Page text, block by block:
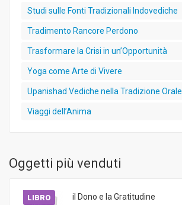
Studi sulle Fonti Tradizionali Indovediche
Tradimento Rancore Perdono
Trasformare la Crisi in un’Opportunità
Yoga come Arte di Vivere
Upanishad Vediche nella Tradizione Orale
Viaggi dell’Anima
Oggetti più venduti
LIBRO
il Dono e la Gratitudine